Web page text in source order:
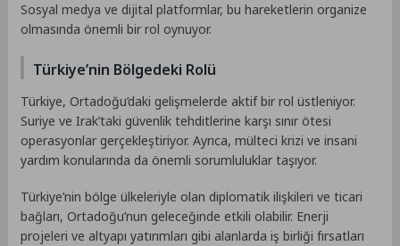
Sosyal medya ve dijital platformlar, bu hareketlerin organize
olmasında önemli bir rol oynuyor.
Türkiye’nin Bölgedeki Rolü
Türkiye, Ortadoğu’daki gelişmelerde aktif bir rol üstleniyor.
Suriye ve Irak’taki güvenlik tehditlerine karşı sınır ötesi
operasyonlar gerçekleştiriyor. Ayrıca, mülteci krizi ve insani
yardım konularında da önemli sorumluluklar taşıyor.
Türkiye’nin bölge ülkeleriyle olan diplomatik ilişkileri ve ticari
bağları, Ortadoğu’nun geleceğinde etkili olabilir. Enerji
projeleri ve altyapı yatırımları gibi alanlarda iş birliği fırsatları